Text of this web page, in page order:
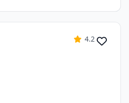
4.2